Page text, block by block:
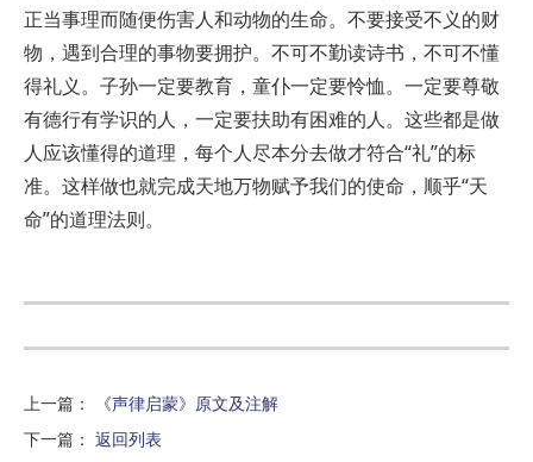
正当事理而随便伤害人和动物的生命。不要接受不义的财
物，遇到合理的事物要拥护。不可不勤读诗书，不可不懂
得礼义。子孙一定要教育，童仆一定要怜恤。一定要尊敬
有德行有学识的人，一定要扶助有困难的人。这些都是做
人应该懂得的道理，每个人尽本分去做才符合“礼”的标
准。这样做也就完成天地万物赋予我们的使命，顺乎“天
命”的道理法则。
上一篇 ：
《声律启蒙》原文及注解
下一篇 ： 返回列表